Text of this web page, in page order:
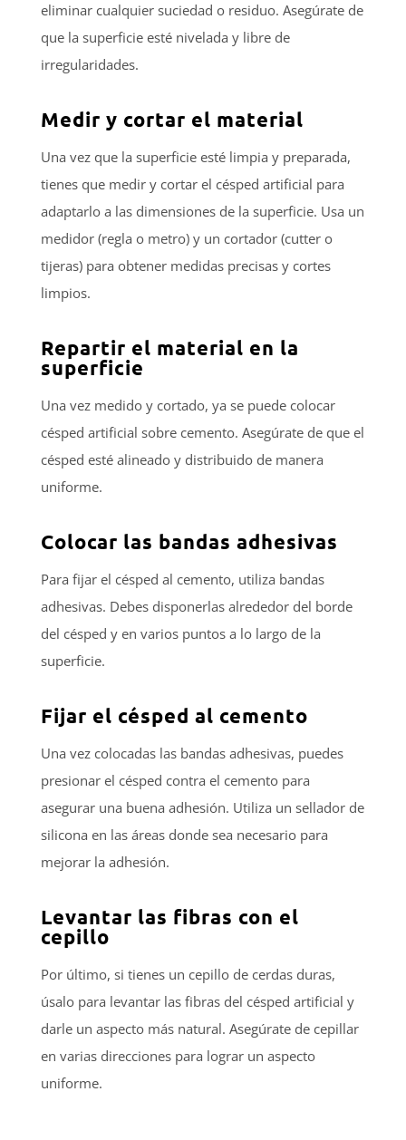
eliminar cualquier suciedad o residuo. Asegúrate de
que la superficie esté nivelada y libre de
irregularidades.
Medir y cortar el material
Una vez que la superficie esté limpia y preparada,
tienes que medir y cortar el césped artificial para
adaptarlo a las dimensiones de la superficie. Usa un
medidor (regla o metro) y un cortador (cutter o
tijeras) para obtener medidas precisas y cortes
limpios.
Repartir el material en la
superficie
Una vez medido y cortado, ya se puede colocar
césped artificial sobre cemento. Asegúrate de que el
césped esté alineado y distribuido de manera
uniforme.
Colocar las bandas adhesivas
Para fijar el césped al cemento, utiliza bandas
adhesivas. Debes disponerlas alrededor del borde
del césped y en varios puntos a lo largo de la
superficie.
Fijar el césped al cemento
Una vez colocadas las bandas adhesivas, puedes
presionar el césped contra el cemento para
asegurar una buena adhesión. Utiliza un sellador de
silicona en las áreas donde sea necesario para
mejorar la adhesión.
Levantar las fibras con el
cepillo
Por último, si tienes un cepillo de cerdas duras,
úsalo para levantar las fibras del césped artificial y
darle un aspecto más natural. Asegúrate de cepillar
en varias direcciones para lograr un aspecto
uniforme.